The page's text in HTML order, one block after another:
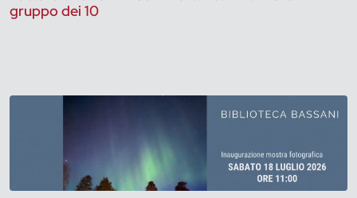
gruppo dei 10